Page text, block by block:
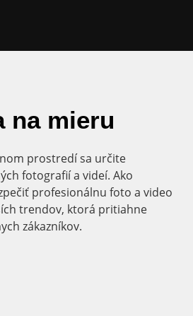
na mieru
prostredí sa určite
fotografií a videí. Ako
profesionálnu foto a video
trendov, ktorá pritiahne
zákazníkov.